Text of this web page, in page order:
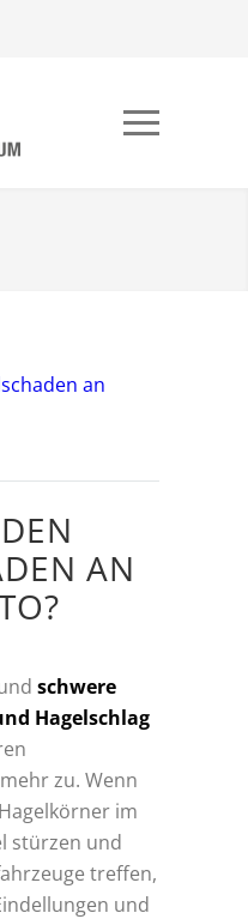
AN
schwere
Hagelschlag
zu. Wenn
im
stürzen und
treffen,
und